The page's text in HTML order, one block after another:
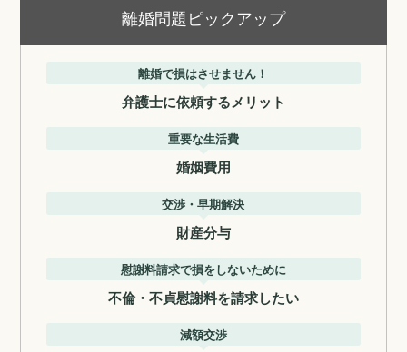
離婚問題ピックアップ
離婚で損はさせません！
弁護士に依頼するメリット
重要な生活費
婚姻費用
交渉・早期解決
財産分与
慰謝料請求で損をしないために
不倫・不貞慰謝料を請求したい
減額交渉